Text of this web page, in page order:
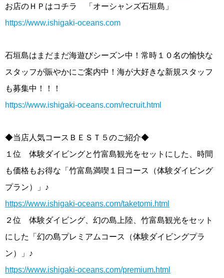
お店のＨＰはコチラ 「オーシャンズ石垣島」
https://www.ishigaki-oceans.com
石垣島はまだまだ海遊びシーズン中！常時１０名の愉快な
スタッフが賑やかにご案内中！海が大好きな新規スタッフ
も募集中！！！
https://www.ishigaki-oceans.com/recruit.html
◆当店人気コースＢＥＳＴ５のご紹介◆
１位 体験ダイビングと竹富島観光をセットにした、時間
も価格もお得な「竹富島満喫１日コース（体験ダイビング
プラン）」♪
https://www.ishigaki-oceans.com/taketomi.html
２位 体験ダイビング、幻の島上陸、竹富島観光をセット
にした「幻の島プレミアムコース（体験ダイビングプラ
ン）」♪
https://www.ishigaki-oceans.com/premium.html